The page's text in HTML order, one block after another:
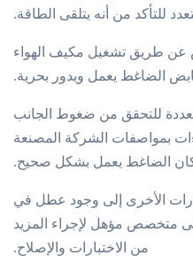
8103020A53D
للتأكد من أنه يتلقى الطاقة.
عن طريق تشغيل مكيف الهواء
الضاغط يعمل ويدور بحرية.
للتحقق من ضغوط الجانب
بمواصفات الشركة المصنعة
كان الضاغط يعمل بشكل صحيح.
الأخرى إلى وجود عطل في
متخصص مؤهل لإجراء المزيد
من الاختبارات والإصلاح.